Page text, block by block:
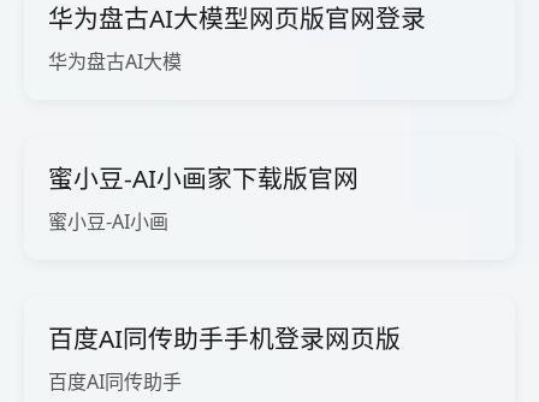
华为盘古AI大模型网页版官网登录
华为盘古AI大模
蜜小豆-AI小画家下载版官网
蜜小豆-AI小画
百度AI同传助手手机登录网页版
百度AI同传助手